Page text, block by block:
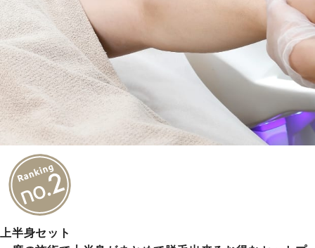
上半身セット